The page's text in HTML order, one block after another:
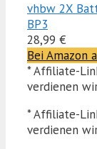
vhbw 2X
BP3
28,99 €
Bei Amazon
* Affiliate-
verdienen
* Affiliate-
verdienen